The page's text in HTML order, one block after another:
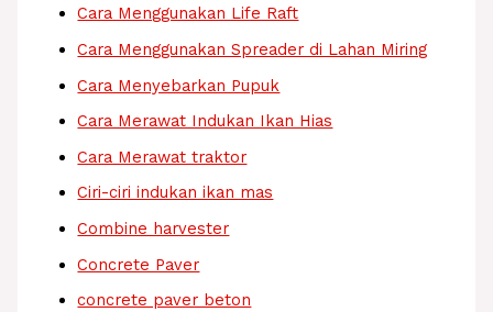
Cara Menggunakan Life Raft
Cara Menggunakan Spreader di Lahan Miring
Cara Menyebarkan Pupuk
Cara Merawat Indukan Ikan Hias
Cara Merawat traktor
Ciri-ciri indukan ikan mas
Combine harvester
Concrete Paver
concrete paver beton